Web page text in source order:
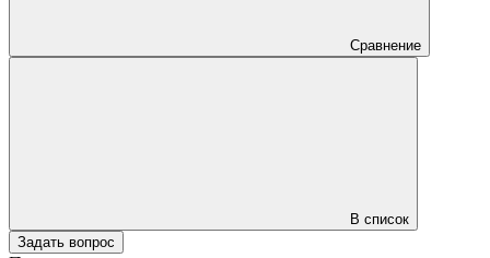
Сравнение
В список
Задать вопрос